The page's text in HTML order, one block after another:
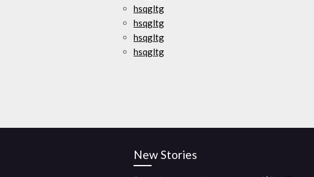
hsqgltg
hsqgltg
hsqgltg
hsqgltg
New Stories